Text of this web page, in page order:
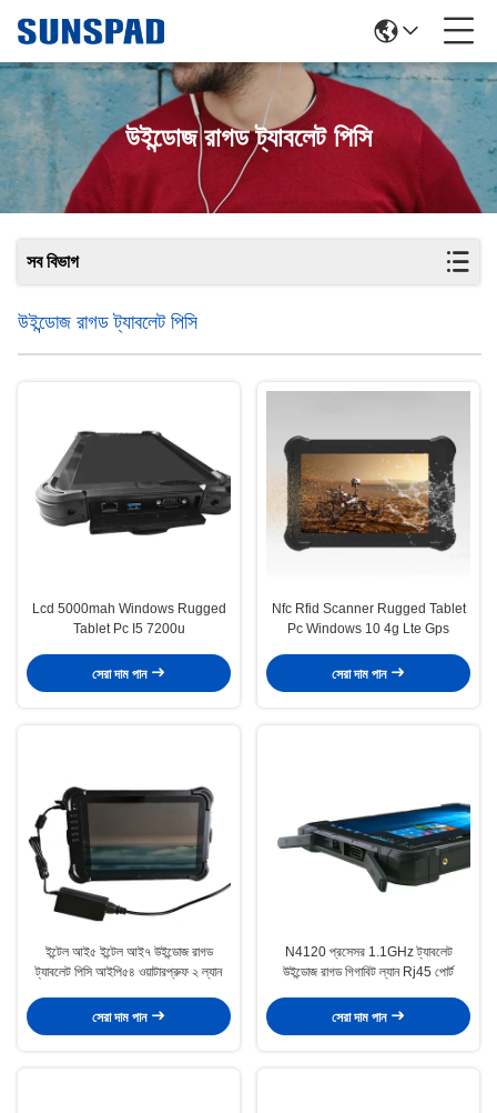
উইন্ডোজ রাগড ট্যাবলেট পিসি
সব বিভাগ
উইন্ডোজ রাগড ট্যাবলেট পিসি
Lcd 5000mah Windows Rugged
Tablet Pc I5 7200u
সেরা দাম পান
Nfc Rfid Scanner Rugged Tablet
Pc Windows 10 4g Lte Gps
সেরা দাম পান
ইন্টেল আই৫ ইন্টেল আই৭ উইন্ডোজ রাগড
ট্যাবলেট পিসি আইপি৫৪ ওয়াটারপ্রুফ ২ ল্যান
সেরা দাম পান
N4120 প্রসেসর 1.1GHz ট্যাবলেট
উইন্ডোজ রাগড গিগাবিট ল্যান Rj45 পোর্ট
সেরা দাম পান